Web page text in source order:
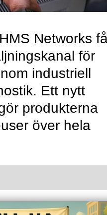
Networks
för
industriell
Ett nytt
produkterna
över hela